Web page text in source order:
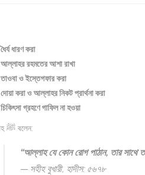
ধৈর্য ধারণ করা
আল্লাহর রহমতের আশা রাখা
তাওবা ও ইস্তেগফার করা
দোয়া করা ও আল্লাহর নিকট প্রার্থনা করা
চিকিৎসা গ্রহণে গাফিল না হওয়া
রাসূলুল্লাহ ﷺ বলেন:
“আল্লাহ যে কোন রোগ পাঠান, তার সাথে
— সহীহ বুখারী, হাদীস: ৫৬৭৮